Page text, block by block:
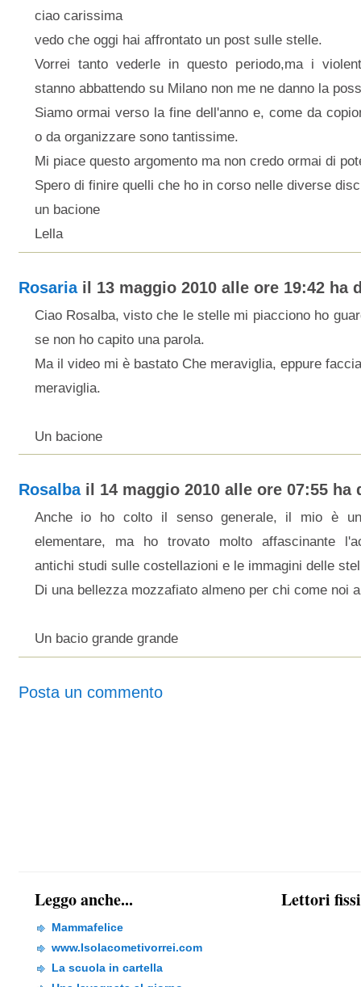
ciao carissima
vedo che oggi hai affrontato un post sulle stelle.
Vorrei tanto vederle in questo periodo,ma i
stanno abbattendo su Milano non me ne danno la
Siamo ormai verso la fine dell'anno e, come da
o da organizzare sono tantissime.
Mi piace questo argomento ma non credo ormai di
Spero di finire quelli che ho in corso nelle diverse
un bacione
Lella
Rosariail 13 maggio 2010 alle ore 19:42 ha
Ciao Rosalba, visto che le stelle mi piacciono ho
se non ho capito una parola.
Ma il video mi è bastato Che meraviglia, eppure
meraviglia.
Un bacione
Rosalbail 14 maggio 2010 alle ore 07:55 ha
Anche io ho colto il senso generale, il mio è
elementare, ma ho trovato molto affascinante
antichi studi sulle costellazioni e le immagini delle
Di una bellezza mozzafiato almeno per chi come noi
Un bacio grande grande
Posta un commento
Leggo anche...
Mammafelice
www.Isolacometivorrei.com
La scuola in cartella
Lettori fissi